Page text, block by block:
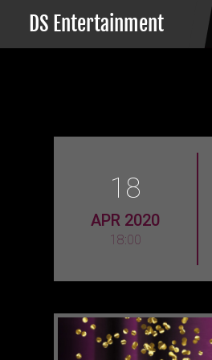
DS Entertainment
18
APR 2020
18:00